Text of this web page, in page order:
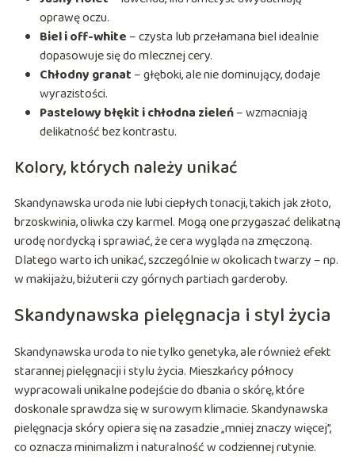
oprawę oczu.
Biel i off-white – czysta lub przełamana biel idealnie
dopasowuje się do mlecznej cery.
Chłodny granat – głęboki, ale nie dominujący, dodaje
wyrazistości.
Pastelowy błękit i chłodna zieleń– wzmacniają
delikatność bez kontrastu.
Kolory, których należy unikać
Skandynawska uroda nie lubi ciepłych tonacji, takich jak złoto,
brzoskwinia, oliwka czy karmel. Mogą one przygaszać delikatną
urodę nordycką i sprawiać, że cera wygląda na zmęczoną.
Dlatego warto ich unikać, szczególnie w okolicach twarzy – np.
w makijażu, biżuterii czy górnych partiach garderoby.
Skandynawska pielęgnacja i styl życia
Skandynawska uroda to nie tylko genetyka, ale również efekt
starannej pielęgnacji i stylu życia. Mieszkańcy północy
wypracowali unikalne podejście do dbania o skórę, które
doskonale sprawdza się w surowym klimacie. Skandynawska
pielęgnacja skóry opiera się na zasadzie „mniej znaczy więcej”,
co oznacza minimalizm i naturalność w codziennej rutynie.